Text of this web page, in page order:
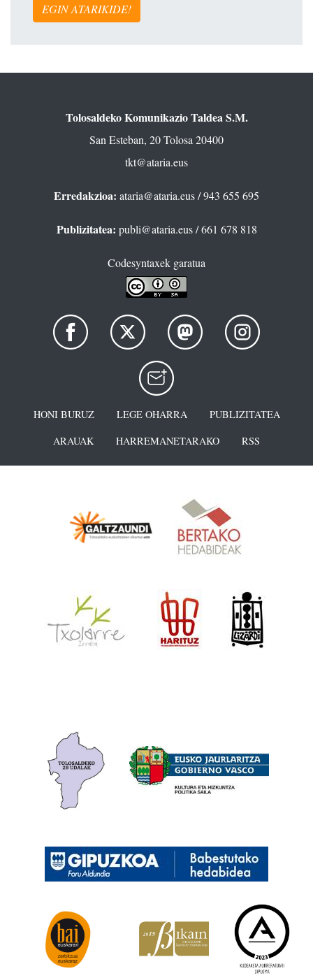
EGIN ATARIKIDE!
Tolosaldeko Komunikazio Taldea S.M.
San Esteban, 20 Tolosa 20400
tkt@ataria.eus
Erredakzioa: ataria@ataria.eus/ 943 655 695
Publizitatea: publi@ataria.eus/ 661 678 818
Codesyntaxek garatua
HONI BURUZ LEGE OHARRA
PUBLIZITATEA
ARAUAK
HARREMANETARAKO RSS